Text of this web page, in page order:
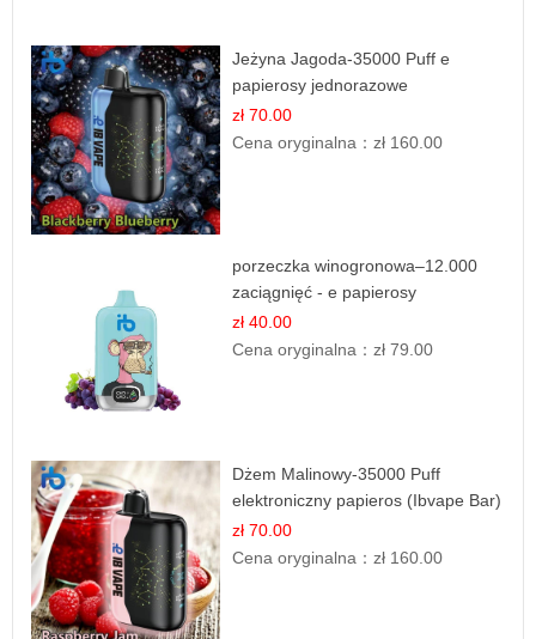
Jeżyna Jagoda-35000 Puff e
papierosy jednorazowe
zł 70.00
Cena oryginalna：zł 160.00
porzeczka winogronowa–12.000
zaciągnięć - e papierosy
zł 40.00
Cena oryginalna：zł 79.00
Dżem Malinowy-35000 Puff
elektroniczny papieros (Ibvape Bar)
zł 70.00
Cena oryginalna：zł 160.00